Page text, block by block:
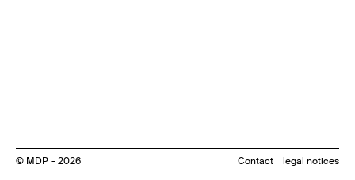
© MDP – 2026 Contact legal notices